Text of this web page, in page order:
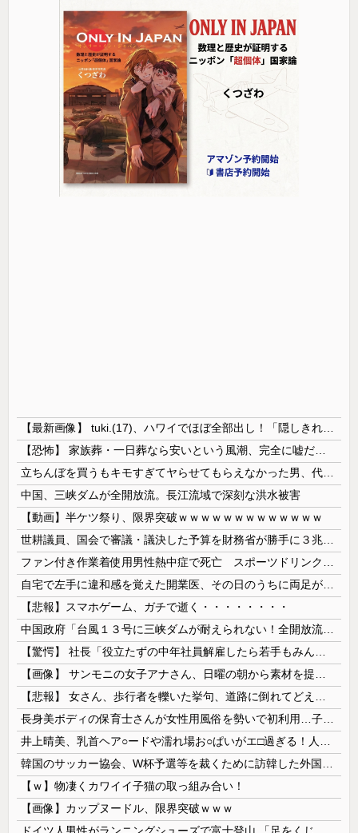
中国、三峡ダムが全開放流。長江流域で深刻な洪水被害
【動画】半ケツ祭り、限界突破ｗｗｗｗｗｗｗｗｗｗｗｗｗ
【悲報】スマホゲーム、ガチで逝く・・・・・・・・
【ｗ】物凄くカワイイ子猫の取っ組み合い！
【画像】カップヌードル、限界突破ｗｗｗ